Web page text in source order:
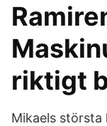
riktigt
Mikaels